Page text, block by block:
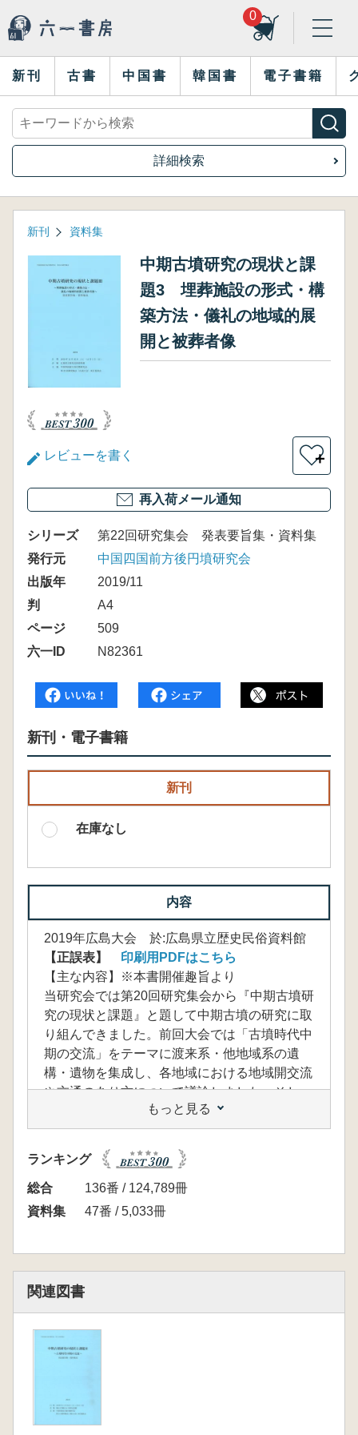
0
新刊 古書 中国書 韓国書 電子書籍
詳細検索
新刊 資料集
中期古墳研究の現状と課
題3 埋葬施設の形式・構
築方法・儀礼の地域的展
開と被葬者像
レビューを書く ＋
再入荷メール通知
シリーズ
第22回研究集会 発表要旨集・資料集
発行元
中国四国前方後円墳研究会
出版年
2019/11
判
A4
ページ
509
六一ID
N82361
新刊・電子書籍
新刊
在庫なし
内容
2019年広島大会 於:広島県立歴史民俗資料館
【正誤表】
印刷用PDFはこちら
【主な内容】※本書開催趣旨より
当研究会では第20回研究集会から『中期古墳研
究の現状と課題』と題して中期古墳の研究に取
り組んできました。前回大会では「古墳時代中
期の交流」をテーマに渡来系・他地域系の遺
構・遺物を集成し、各地域における地域開交流
や交通のあり方について議論しました。そし
て、そうした外来系要素が在来の墓制や階層構
造にどのように影響を与え、また、組み込まれ
たのか。この点をより深く理解するためには、
その受け皿となった在来系要素とはそもそも何
であるのか、各地の状況を改めて把握しておく
必要があると考えられます。中期古墳の属性に
る伝統や被葬者の出自・社会的地位などが強く
反映されていることが想定され、墳形や葺石・
わめて重要な要素と言えます。そこで、第22回
研究集会では各地域における古墳時代中期の古
方法が判明している例を集成し、墳墓形態その
他の要素との相関性や時期的推移を確認しま
もっと見る
ランキング
総合
136番 / 124,789冊
資料集
47番 / 5,033冊
関連図書